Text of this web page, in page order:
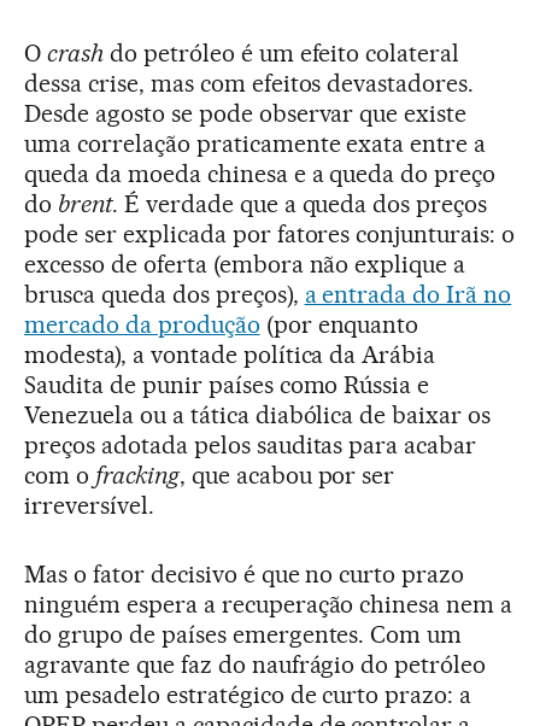
O crashdo petróleo é um efeito colateral
dessa crise, mas com efeitos devastadores.
Desde agosto se pode observar que existe
uma correlação praticamente exata entre a
queda da moeda chinesa e a queda do preço
do brent. É verdade que a queda dos preços
pode ser explicada por fatores conjunturais: o
excesso de oferta (embora não explique a
brusca queda dos preços), a entrada do Irã no
mercado da produção (por enquanto
modesta), a vontade política da Arábia
Saudita de punir países como Rússia e
Venezuela ou a tática diabólica de baixar os
preços adotada pelos sauditas para acabar
com o fracking, que acabou por ser
irreversível.
Mas o fator decisivo é que no curto prazo
ninguém espera a recuperação chinesa nem a
do grupo de países emergentes. Com um
agravante que faz do naufrágio do petróleo
um pesadelo estratégico de curto prazo: a